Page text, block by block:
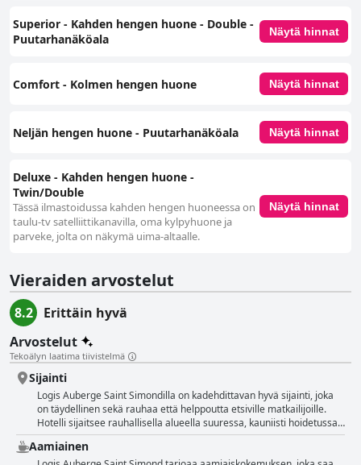
Superior - Kahden hengen huone - Double -
Puutarhanäköala
Näytä hinnat
Comfort - Kolmen hengen huone Näytä hinnat
Neljän hengen huone - Puutarhanäköala Näytä hinnat
Deluxe - Kahden hengen huone -
Twin/Double
Tässä ilmastoidussa kahden hengen huoneessa on
taulu-tv satelliittikanavilla, oma kylpyhuone ja
parveke, jolta on näkymä uima-altaalle.
Näytä hinnat
Vieraiden arvostelut
8.2
Erittäin hyvä
Arvostelut
Tekoälyn laatima tiivistelmä
Sijainti
Logis Auberge Saint Simondilla on kadehdittavan hyvä sijainti, joka
on täydellinen sekä rauhaa että helppoutta etsiville matkailijoille.
Hotelli sijaitsee rauhallisella alueella suuressa, kauniisti hoidetussa
puutarhassa, jossa on reheviä vanhoja puita ja huomattava uima-
allas, mikä luo seesteisen ilmapiirin. Ympäristöön kuuluu ihastuttava
Aamiainen